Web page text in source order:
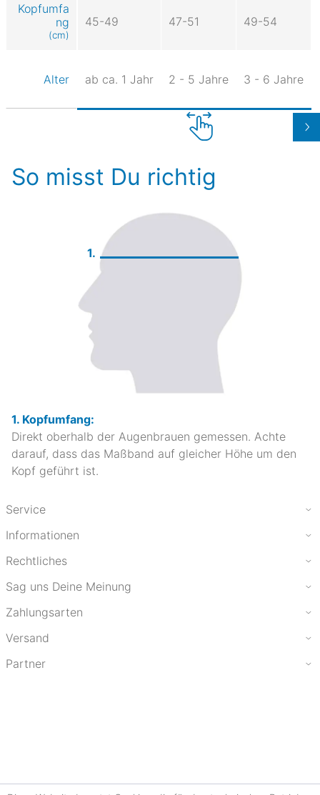
Kopfumfa
ng
(cm)
45-49 47-51 49-54
Alter ab ca. 1 Jahr 2 - 5 Jahre 3 - 6 Jahre
So misst Du richtig
1.
1. Kopfumfang:
Direkt oberhalb der Augenbrauen gemessen. Achte
darauf, dass das Maßband auf gleicher Höhe um den
Kopf geführt ist.
Service
Informationen
Rechtliches
Sag uns Deine Meinung
Zahlungsarten
Versand
Partner